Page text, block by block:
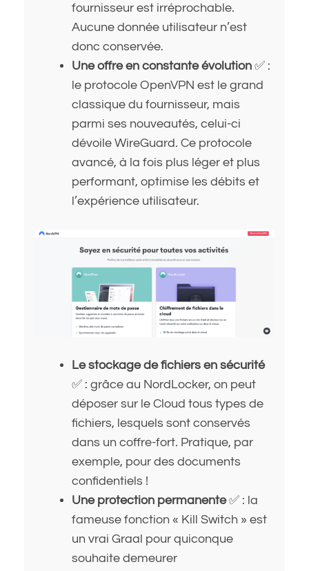
fournisseur est irréprochable.
Aucune donnée utilisateur n’est
donc conservée.
Une offre en constante évolution ✅ :
le protocole OpenVPN est le grand
classique du fournisseur, mais
parmi ses nouveautés, celui-ci
dévoile WireGuard. Ce protocole
avancé, à la fois plus léger et plus
performant, optimise les débits et
l’expérience utilisateur.
Le stockage de fichiers en sécurité
✅ : grâce au NordLocker, on peut
déposer sur le Cloud tous types de
fichiers, lesquels sont conservés
dans un coffre-fort. Pratique, par
exemple, pour des documents
confidentiels !
Une protection permanente✅ : la
fameuse fonction « Kill Switch » est
un vrai Graal pour quiconque
souhaite demeurer